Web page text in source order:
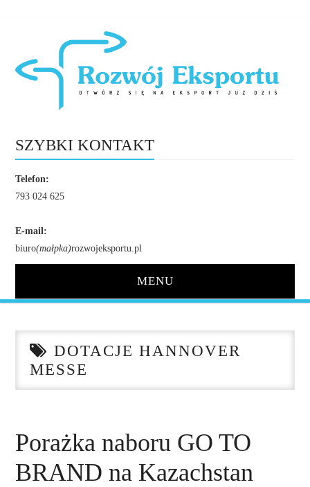
SZYBKI KONTAKT
Telefon:
793 024 625
E-mail:
biuro(małpka)rozwojeksportu.pl
MENU
O NAS
DORADZTWO
PLAN ROZWOJU EKSPORTU
DOTACJE HANNOVER
MESSE
Porażka naboru GO TO
BRAND na Kazachstan